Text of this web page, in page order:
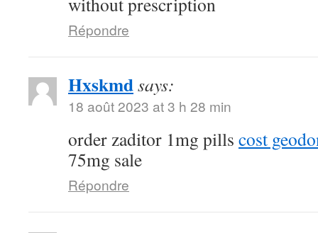
Répondre
Hxskmdsays:
18 août 2023 at 3 h 28 min
order zaditor 1mg pills cost
75mg sale
Répondre